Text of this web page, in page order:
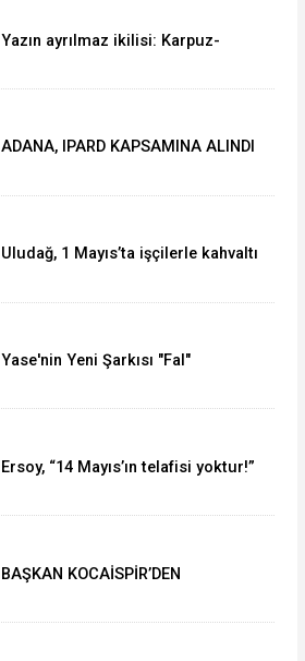
Yazın ayrılmaz ikilisi: Karpuz-
ADANA, IPARD KAPSAMINA ALINDI
Uludağ, 1 Mayıs’ta işçilerle kahvaltı
Yase'nin Yeni Şarkısı "Fal"
Ersoy, “14 Mayıs’ın telafisi yoktur!”
BAŞKAN KOCAİSPİR’DEN